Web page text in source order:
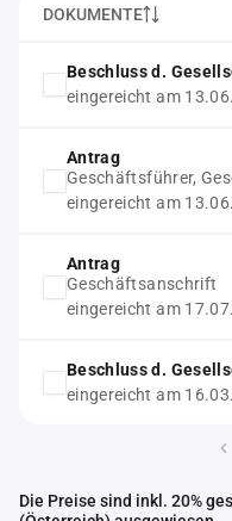
DOKUMENTE
Beschluss d.
eingereicht am
Antrag
Geschäftsführer,
eingereicht am
Antrag
Geschäftsanschrift
eingereicht am
Beschluss d.
eingereicht am
Die Preise sind inkl. 20%